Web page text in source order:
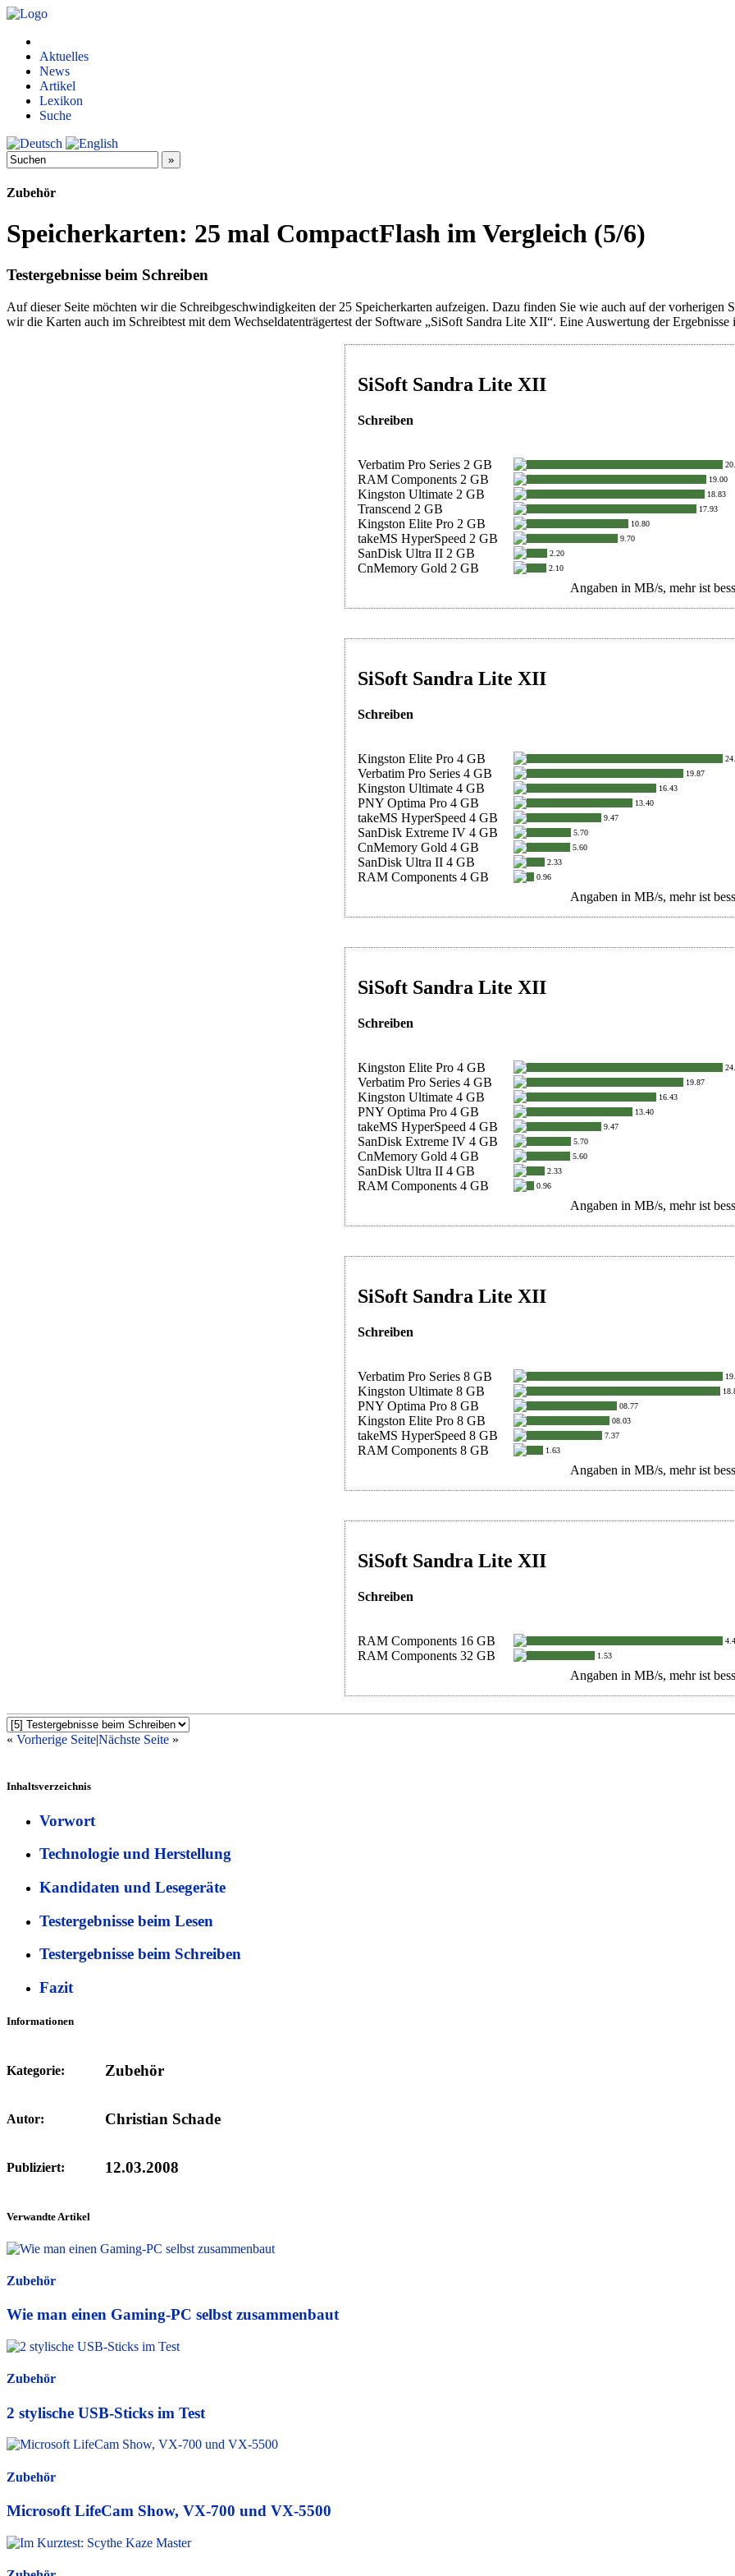
Aktuelles
News
Artikel
Lexikon
Suche
Zubehör
Speicherkarten: 25 mal CompactFlash im Vergleich (5/6)
Testergebnisse beim Schreiben
Auf dieser Seite möchten wir die Schreibgeschwindigkeiten der 25 Speicherkarten aufzeigen. Dazu finden Sie wie auch auf der vorherigen
wir die Karten auch im Schreibtest mit dem Wechseldatenträgertest der Software „SiSoft Sandra Lite XII“. Eine Auswertung der Ergebnisse
SiSoft Sandra Lite XII
Schreiben
Verbatim Pro Series 2 GB
RAM Components 2 GB 19.00
Kingston Ultimate 2 GB 18.83
Transcend 2 GB 17.93
Kingston Elite Pro 2 GB 10.80
takeMS HyperSpeed 2 GB 9.70
SanDisk Ultra II 2 GB 2.20
CnMemory Gold 2 GB 2.10
Angaben in MB/s, mehr ist
SiSoft Sandra Lite XII
Schreiben
Kingston Elite Pro 4 GB
Verbatim Pro Series 4 GB 19.87
Kingston Ultimate 4 GB 16.43
PNY Optima Pro 4 GB 13.40
takeMS HyperSpeed 4 GB 9.47
SanDisk Extreme IV 4 GB 5.70
CnMemory Gold 4 GB 5.60
SanDisk Ultra II 4 GB 2.33
RAM Components 4 GB 0.96
Angaben in MB/s, mehr ist
SiSoft Sandra Lite XII
Schreiben
Kingston Elite Pro 4 GB
Verbatim Pro Series 4 GB 19.87
Kingston Ultimate 4 GB 16.43
PNY Optima Pro 4 GB 13.40
takeMS HyperSpeed 4 GB 9.47
SanDisk Extreme IV 4 GB 5.70
CnMemory Gold 4 GB 5.60
SanDisk Ultra II 4 GB 2.33
RAM Components 4 GB 0.96
Angaben in MB/s, mehr ist
SiSoft Sandra Lite XII
Schreiben
Verbatim Pro Series 8 GB
Kingston Ultimate 8 GB
PNY Optima Pro 8 GB 08.77
Kingston Elite Pro 8 GB 08.03
takeMS HyperSpeed 8 GB 7.37
RAM Components 8 GB 1.63
Angaben in MB/s, mehr ist
SiSoft Sandra Lite XII
Schreiben
RAM Components 16 GB
RAM Components 32 GB 1.53
Angaben in MB/s, mehr ist
« Vorherige Seite|Nächste Seite »
Inhaltsverzeichnis
Vorwort
Technologie und Herstellung
Kandidaten und Lesegeräte
Testergebnisse beim Lesen
Testergebnisse beim Schreiben
Fazit
Informationen
Kategorie: Zubehör
Autor: Christian Schade
Publiziert: 12.03.2008
Verwandte Artikel
Zubehör
Wie man einen Gaming-PC selbst zusammenbaut
Zubehör
2 stylische USB-Sticks im Test
Zubehör
Microsoft LifeCam Show, VX-700 und VX-5500